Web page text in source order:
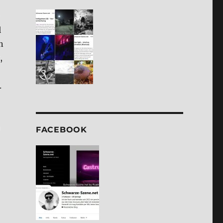
FACE­BOOK